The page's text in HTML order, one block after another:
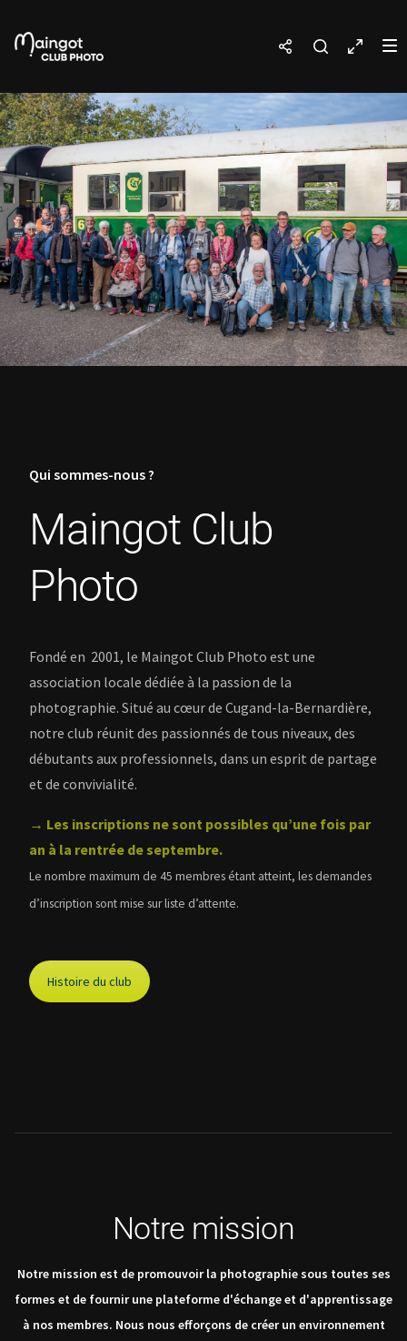
Qui sommes-nous ?
Maingot Club
Photo
Fondé en 2001, le Maingot Club Photo est une
association locale dédiée à la passion de la
photographie. Situé au cœur de Cugand-la-Bernardière,
notre club réunit des passionnés de tous niveaux, des
débutants aux professionnels, dans un esprit de partage
et de convivialité.
→ Les inscriptions ne sont possibles qu’une fois par
an à la rentrée de septembre.
Le nombre maximum de 45 membres étant atteint, les demandes
d’inscription sont mise sur liste d’attente.
Histoire du club
Notre mission
Notre mission est de promouvoir la photographie sous toutes ses
formes et de fournir une plateforme d'échange et d'apprentissage
à nos membres. Nous nous efforçons de créer un environnement